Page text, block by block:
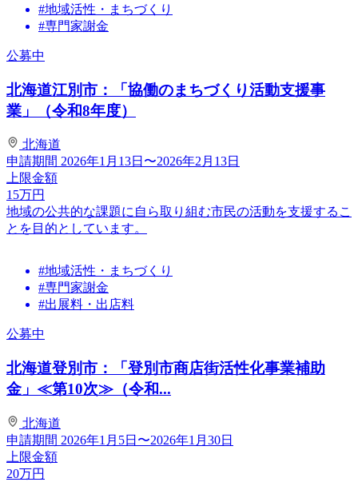
#地域活性・まちづくり
#専門家謝金
公募中
北海道江別市：「協働のまちづくり活動支援事
業」（令和8年度）
北海道
申請期間 2026年1月13日〜2026年2月13日
上限金額
15万円
地域の公共的な課題に自ら取り組む市民の活動を支援するこ
とを目的としています。
#地域活性・まちづくり
#専門家謝金
#出展料・出店料
公募中
北海道登別市：「登別市商店街活性化事業補助
金」≪第10次≫（令和...
北海道
申請期間 2026年1月5日〜2026年1月30日
上限金額
20万円